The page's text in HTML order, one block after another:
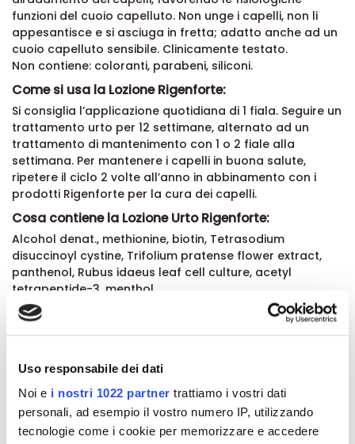
Uso responsabile dei dati
Noi e i nostri 1022 partner trattiamo i vostri dati
personali, ad esempio il vostro numero IP, utilizzando
tecnologie come i cookie per memorizzare e accedere
funzioni del cuoio capelluto. Non unge i capelli, non li
appesantisce e si asciuga in fretta; adatto anche ad un
cuoio capelluto sensibile. Clinicamente testato.
Non contiene: coloranti, parabeni, siliconi.
Come si usa la Lozione Rigenforte:
Si consiglia l’applicazione quotidiana di 1 fiala. Seguire un
trattamento urto per 12 settimane, alternato ad un
trattamento di mantenimento con 1 o 2 fiale alla
settimana. Per mantenere i capelli in buona salute,
ripetere il ciclo 2 volte all’anno in abbinamento con i
prodotti Rigenforte per la cura dei capelli.
Cosa contiene la Lozione Urto Rigenforte:
Alcohol denat., methionine, biotin, Tetrasodium
disuccinoyl cystine, Trifolium pratense flower extract,
panthenol, Rubus idaeus leaf cell culture, acetyl
tetrapeptide-3, menthol.
Eccipienti: aqua, butylene glycol, parfum, glycerin,
dextran.
Pack con 12 fiale da 10 ml.
Dettagli del prodotto